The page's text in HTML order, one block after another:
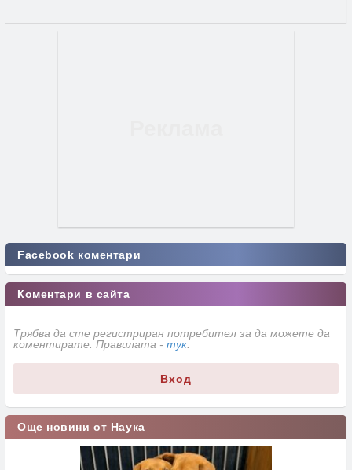
Facebook коментари
Коментари в сайта
Трябва да сте регистриран потребител за да можете да
коментирате. Правилата - тук
Вход
Още новини от Наука